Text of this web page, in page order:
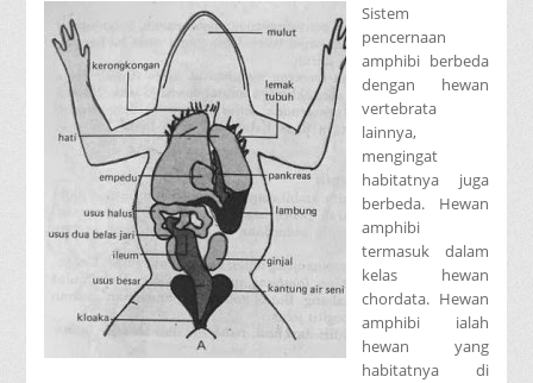
Sistem
pencernaan
amphibi berbeda
dengan hewan
vertebrata
lainnya,
mengingat
habitatnya juga
berbeda. Hewan
amphibi
termasuk dalam
kelas hewan
chordata. Hewan
amphibi ialah
hewan yang
habitatnya di